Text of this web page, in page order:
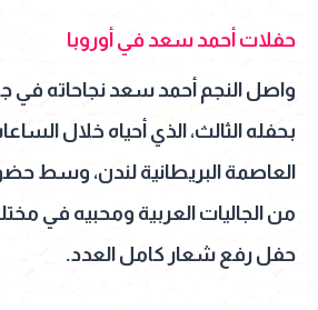
حفلات أحمد سعد في أوروبا
واصل النجم أحمد سعد نجاحاته في
بحفله الثالث، الذي أحياه خلال
العاصمة البريطانية لندن، وسط
من الجاليات العربية ومحبيه في
حفل رفع شعار كامل العدد.